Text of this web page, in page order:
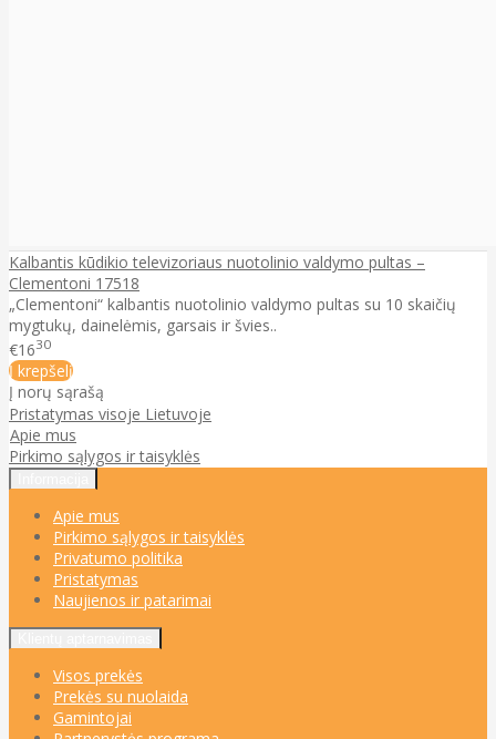
Kalbantis kūdikio televizoriaus nuotolinio valdymo pultas –
Clementoni 17518
„Clementoni“ kalbantis nuotolinio valdymo pultas su 10 skaičių
mygtukų, dainelėmis, garsais ir švies..
€1630
Į krepšelį
Į norų sąrašą
Pristatymas visoje Lietuvoje
Apie mus
Pirkimo sąlygos ir taisyklės
Apie mus
Pirkimo sąlygos ir taisyklės
Privatumo politika
Pristatymas
Naujienos ir patarimai
Visos prekės
Prekės su nuolaida
Gamintojai